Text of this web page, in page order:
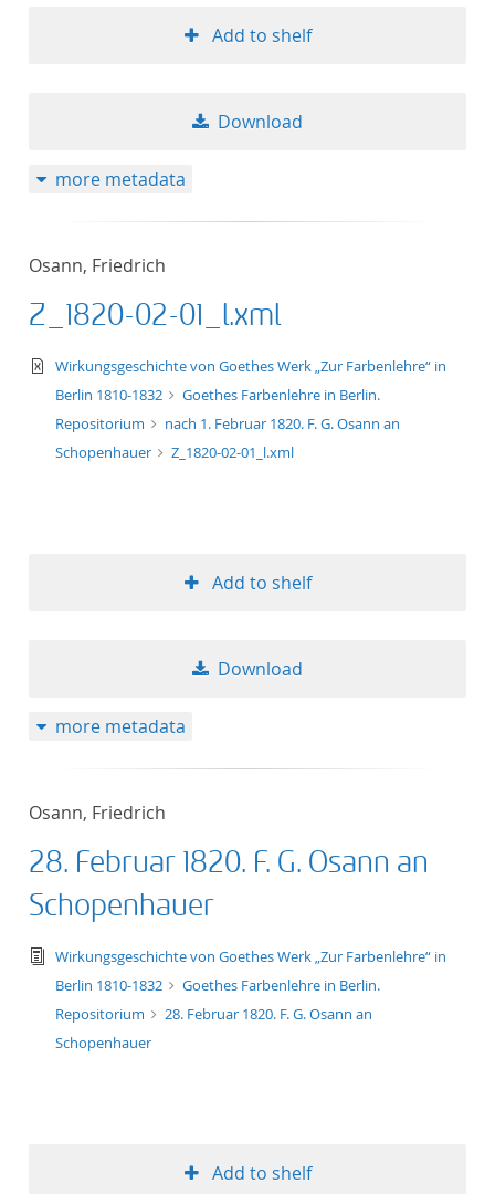
Add to shelf
Download
more metadata
Osann, Friedrich
Z_1820-02-01_l.xml
text/xml
Wirkungsgeschichte von Goethes Werk „Zur Farbenlehre“ in
Berlin 1810-1832
Goethes Farbenlehre in Berlin.
Repositorium
nach 1. Februar 1820. F. G. Osann an
Schopenhauer
Z_1820-02-01_l.xml
Add to shelf
Download
more metadata
Osann, Friedrich
28. Februar 1820. F. G. Osann an
Schopenhauer
text/tg.edition+tg.aggregation+xml
Wirkungsgeschichte von Goethes Werk „Zur Farbenlehre“ in
Berlin 1810-1832
Goethes Farbenlehre in Berlin.
Repositorium
28. Februar 1820. F. G. Osann an
Schopenhauer
Add to shelf